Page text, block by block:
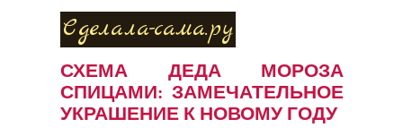
Сделала-сама.ру
СХЕМА ДЕДА МОРОЗА
СПИЦАМИ: ЗАМЕЧАТЕЛЬНОЕ
УКРАШЕНИЕ К НОВОМУ ГОДУ